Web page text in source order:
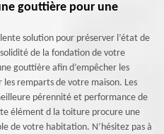
gouttière pour une
solution pour préserver l’état de
de la fondation de votre
gouttière afin d’empêcher les
remparts de votre maison. Les
pérennité et performance de
élément d la toiture procure une
de votre habitation. N’hésitez pas à